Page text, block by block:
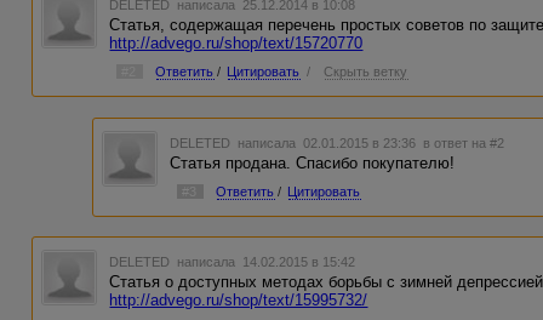
DELETED написала 25.12.2014 в 10:08
Статья, содержащая перечень простых советов по
http://advego.ru/shop/text/15720770
Ответить / Цитировать / Скрыть ветку
DELETED написала 02.01.2015 в 23:36 в ответ на #2
Статья продана. Спасибо покупателю!
#3 Ответить / Цитировать
DELETED написала 14.02.2015 в 15:42
Cтатья о доступных методах борьбы с зимней
http://advego.ru/shop/text/15995732/